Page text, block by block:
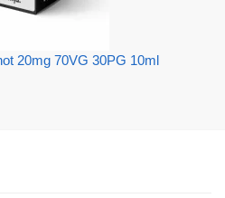
20mg 70VG 30PG 10ml